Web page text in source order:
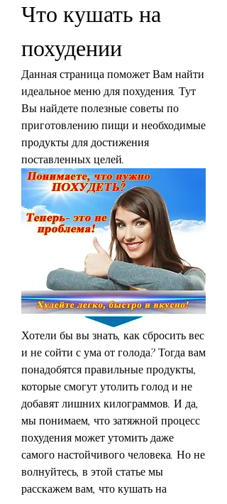
Что кушать на
похудении
Данная страница поможет Вам найти
идеальное меню для похудения. Тут
Вы найдете полезные советы по
приготовлению пищи и необходимые
продукты для достижения
поставленных целей.
Хотели бы вы знать, как сбросить вес
и не сойти с ума от голода? Тогда вам
понадобятся правильные продукты,
которые смогут утолить голод и не
добавят лишних килограммов. И да,
мы понимаем, что затяжной процесс
похудения может утомить даже
самого настойчивого человека. Но не
волнуйтесь, в этой статье мы
расскажем вам, что кушать на